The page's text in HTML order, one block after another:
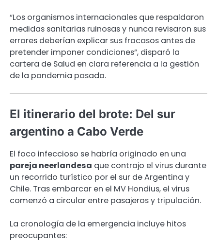
“Los organismos internacionales que respaldaron
medidas sanitarias ruinosas y nunca revisaron sus
errores deberían explicar sus fracasos antes de
pretender imponer condiciones”, disparó la
cartera de Salud en clara referencia a la gestión
de la pandemia pasada.
El itinerario del brote: Del sur
argentino a Cabo Verde
El foco infeccioso se habría originado en una
pareja neerlandesa que contrajo el virus durante
un recorrido turístico por el sur de Argentina y
Chile. Tras embarcar en el MV Hondius, el virus
comenzó a circular entre pasajeros y tripulación.
La cronología de la emergencia incluye hitos
preocupantes: